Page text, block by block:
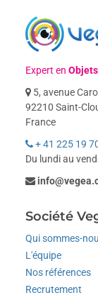
Expert en
5, avenue
92210 Saint-
France
+ 41 225 19
Du lundi au
Société
Qui sommes-
L'équipe
Nos références
Recrutement